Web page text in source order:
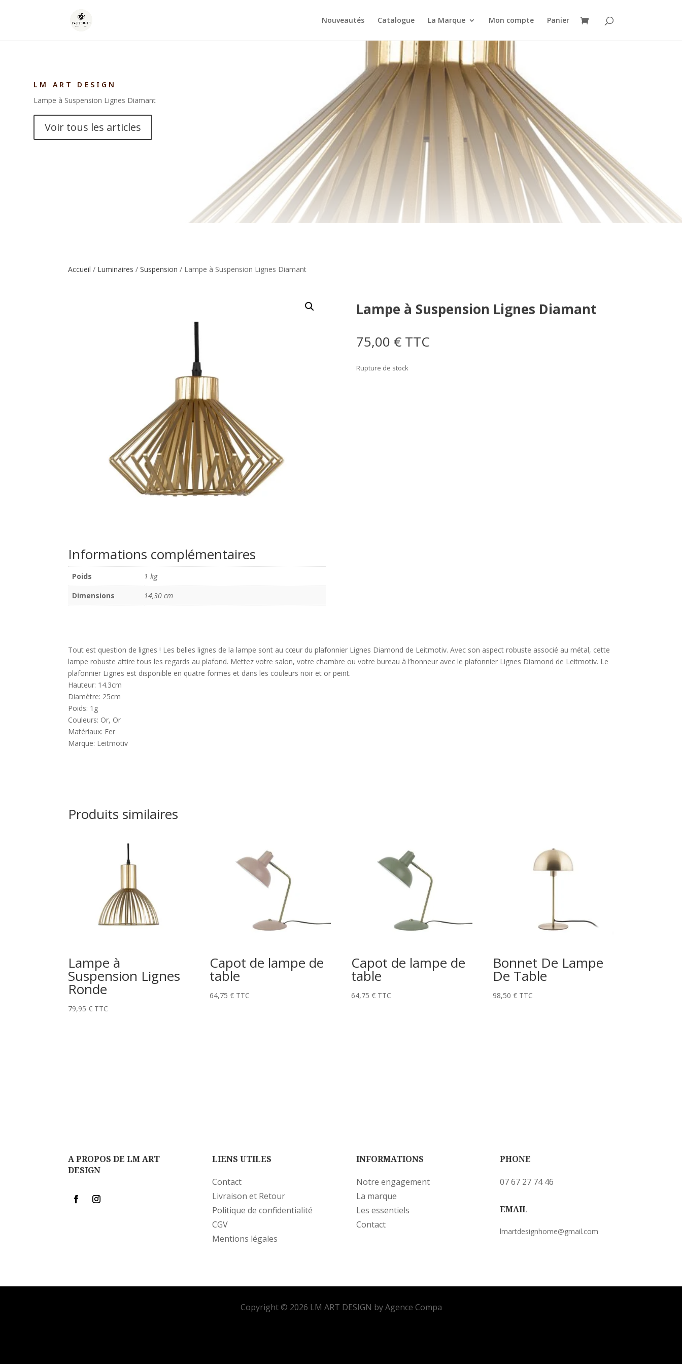
Nouveautés Catalogue La Marque Mon compte Panier
LM ART DESIGN
Lampe à Suspension Lignes Diamant
Voir tous les articles
Accueil / Luminaires /Suspension / Lampe à Suspension Lignes Diamant
Informations complémentaires
Poids
1 kg
Dimensions
14,30 cm
Lampe à Suspension Lignes Diamant
75,00 € TTC
Rupture de stock
Tout est question de lignes ! Les belles lignes de la lampe sont au cœur du plafonnier Lignes Diamond de Leitmotiv. Avec son aspect robuste associé au métal, cette
lampe robuste attire tous les regards au plafond. Mettez votre salon, votre chambre ou votre bureau à l’honneur avec le plafonnier Lignes Diamond de Leitmotiv. Le
plafonnier Lignes est disponible en quatre formes et dans les couleurs noir et or peint.
Hauteur: 14.3cm
Diamètre: 25cm
Poids: 1g
Couleurs: Or, Or
Matériaux: Fer
Marque: Leitmotiv
Produits similaires
Lampe à
Suspension Lignes
Ronde
79,95€ TTC
Capot de lampe de
table
64,75€ TTC
Capot de lampe de
table
64,75€ TTC
Bonnet De Lampe
De Table
98,50€ TTC
A PROPOS DE LM ART
DESIGN
LIENS UTILES
Contact
Livraison et Retour
Politique de confidentialité
CGV
Mentions légales
INFORMATIONS
Notre engagement
La marque
Les essentiels
Contact
PHONE
07 67 27 74 46
EMAIL
lmartdesignhome@gmail.com
Copyright © 2026 LM ART DESIGN by Agence Compa